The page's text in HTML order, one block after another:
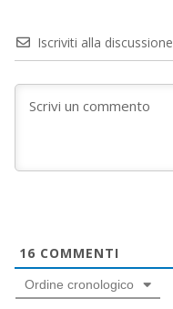
Iscriviti alla discussione
16 COMMENTI
Ordine cronologico